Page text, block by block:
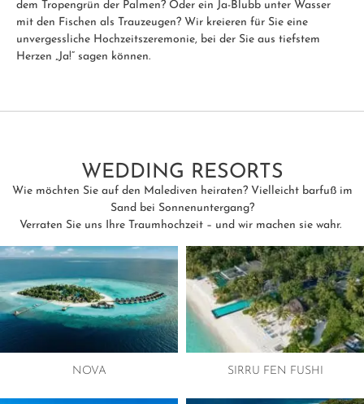
dem Tropengrün der Palmen? Oder ein Ja-Blubb unter Wasser
mit den Fischen als Trauzeugen? Wir kreieren für Sie eine
unvergessliche Hochzeitszeremonie, bei der Sie aus tiefstem
Herzen „Ja!“ sagen können.
WEDDING RESORTS
Wie möchten Sie auf den Malediven heiraten? Vielleicht barfuß im
Sand bei Sonnenuntergang?
Verraten Sie uns Ihre Traumhochzeit – und wir machen sie wahr.
NOVA SIRRU FEN FUSHI